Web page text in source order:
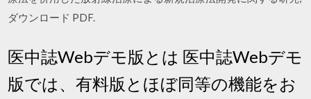
ダウンロード PDF.
医中誌Webデモ版とは 医中誌Webデモ
版では、有料版とほぼ同等の機能をお